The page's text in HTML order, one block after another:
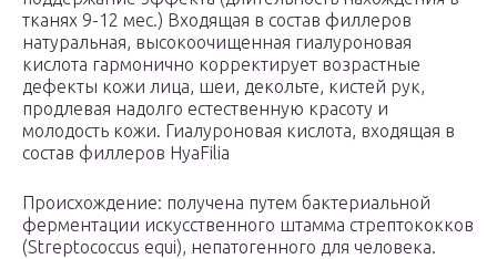
тканях 9-12 мес.) Входящая в состав филлеров
натуральная, высокоочищенная гиалуроновая
кислота гармонично корректирует возрастные
дефекты кожи лица, шеи, декольте, кистей рук,
продлевая надолго естественную красоту и
молодость кожи. Гиалуроновая кислота, входящая в
состав филлеров HyaFilia
Происхождение: получена путем бактериальной
ферментации искусственного штамма стрептококков
(Streptococcus equi), непатогенного для человека.